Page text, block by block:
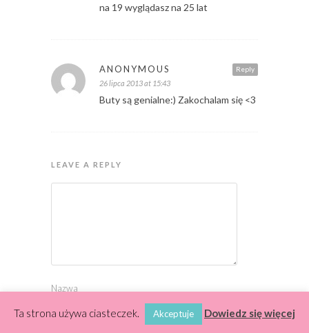
na 19 wyglądasz na 25 lat
Reply
ANONYMOUS
26 lipca 2013 at 15:43
Buty są genialne:) Zakochalam się <3
LEAVE A REPLY
Nazwa
Ta strona używa ciasteczek. Akceptuje Dowiedz się więcej